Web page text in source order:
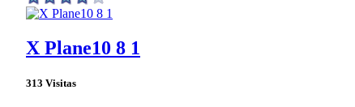
X Plane10 8 1
313 Visitas